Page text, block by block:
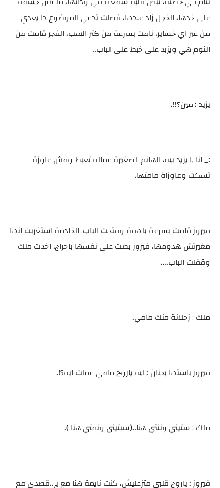
على خدها، الخجل زاد عندها، فضلت تدعي الموضوع دا يعدي
من غير اي خساير، نامت بسرعة من كتر التعب، الفجر قامت من
النوم هي ويزيد على خبط على الباب..
يزيد : مين؟!!.
:_ انا يا يزيد بيه، الهانم الصغيرة عماله تعيط ومش عاوزة
تسكت وعاوزاة مامتها.
فيروز قامت بسرعة بلهفة وفتحت الباب، الخادمة استغربت انها
مغيرتش هدومها، فيروز بصت على نفسها باحراج، اخدت ملك
وقفلت الباب....
ملك : زحلانة منك مامي.
فيروز باستها بحنان : ليه ياروح مامي عملت ايه؟!.
ملك : ستيني وننتي هنا..(سبتيني ونمتي هنا ).
فيروز : ياروح قلبي متزعليش، كنت نايمة هنا مع يز..قصدي مع